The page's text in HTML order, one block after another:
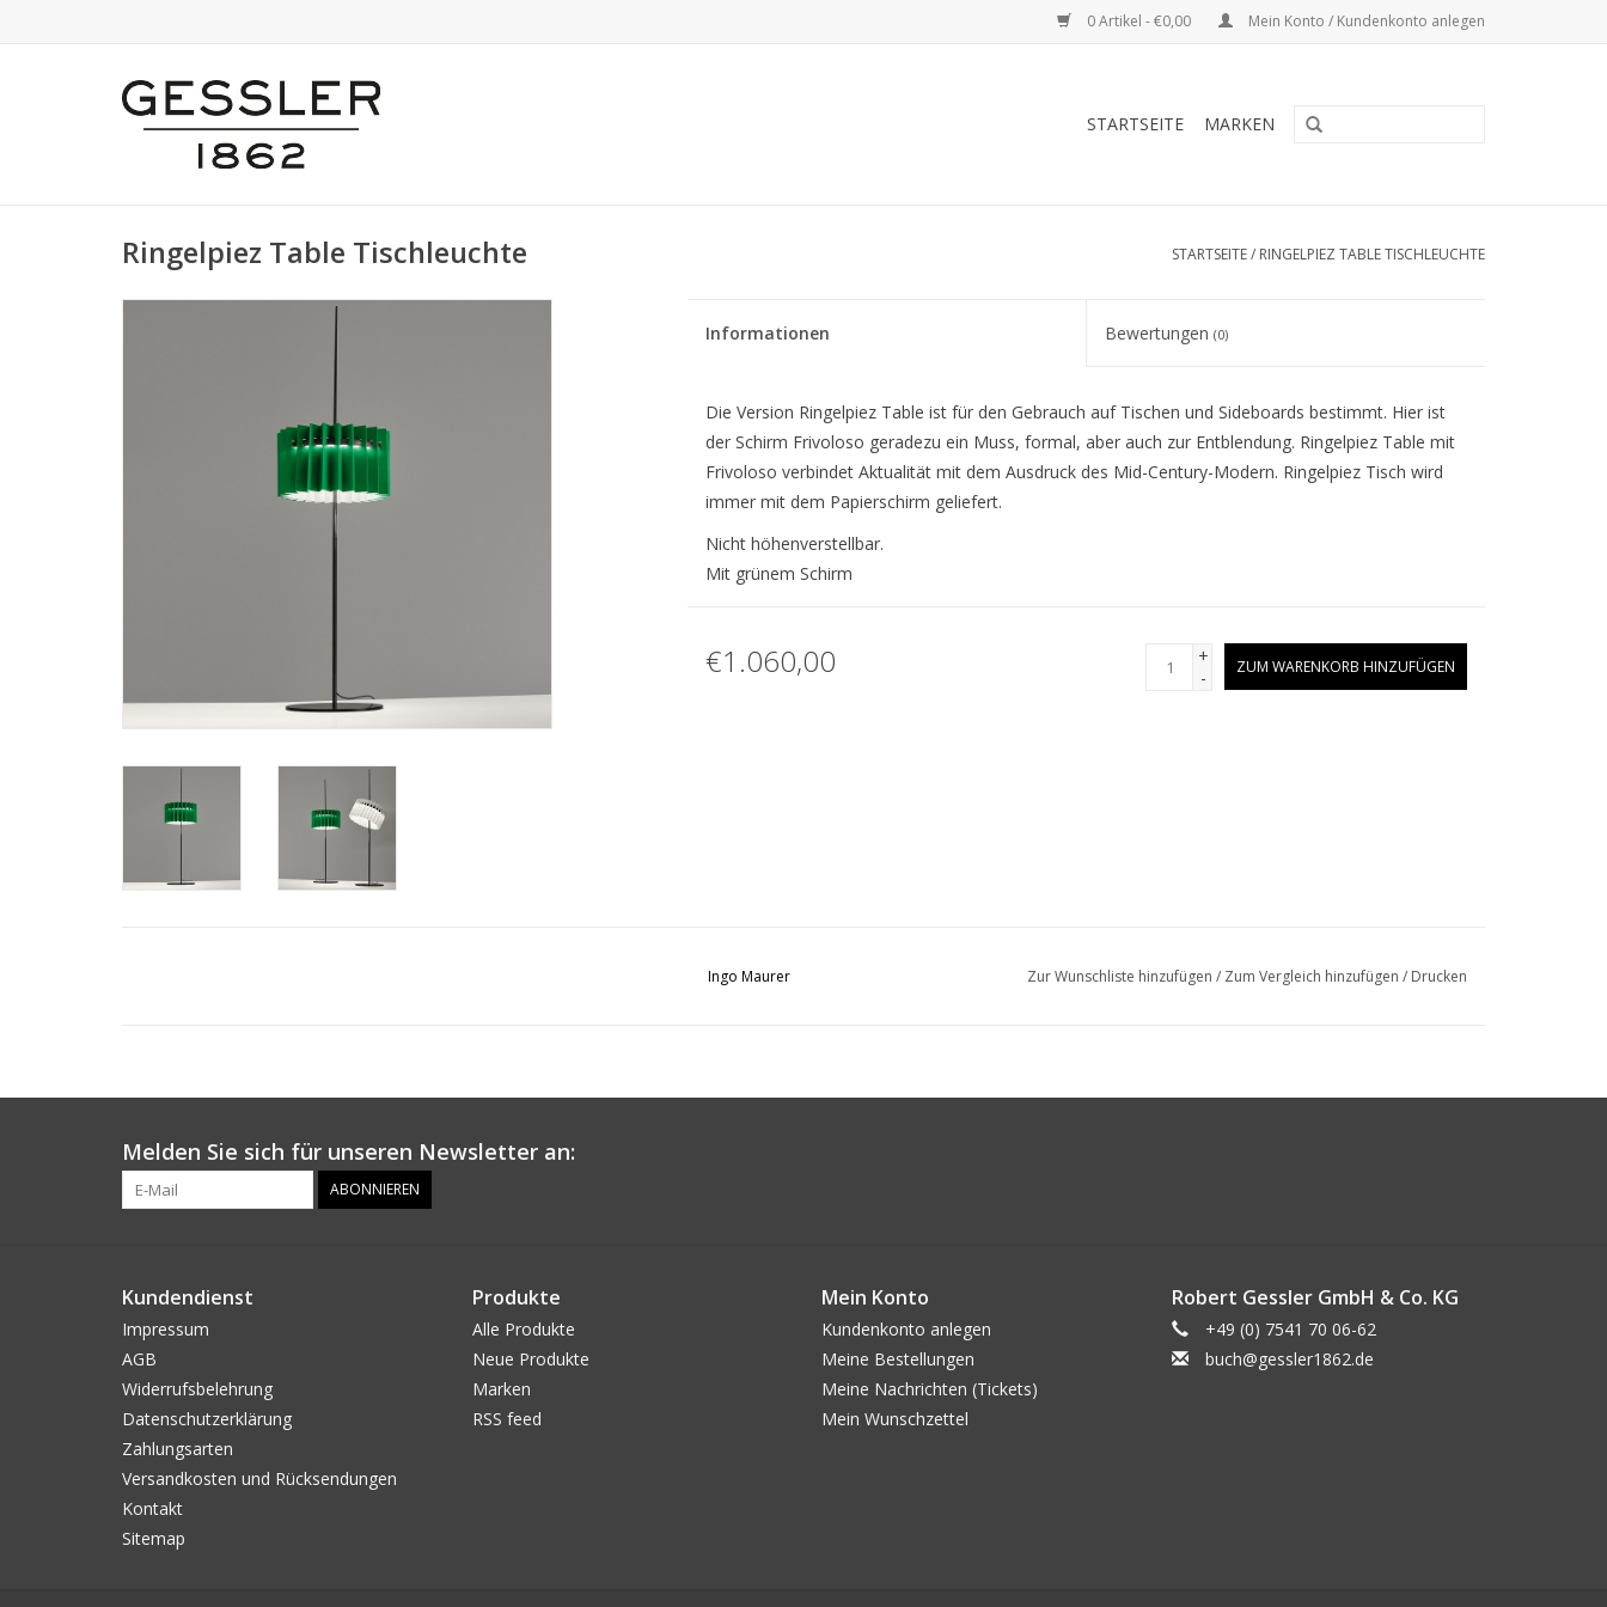
0 Artikel - €0,00 Mein Konto / Kundenkonto anlegen
STARTSEITE MARKEN
Ringelpiez Table Tischleuchte STARTSEITE/ RINGELPIEZ TABLE TISCHLEUCHTE
Informationen Bewertungen(0)
Die Version Ringelpiez Table ist für den Gebrauch auf Tischen und Sideboards bestimmt. Hier ist
der Schirm Frivoloso geradezu ein Muss, formal, aber auch zur Entblendung. Ringelpiez Table mit
Frivoloso verbindet Aktualität mit dem Ausdruck des Mid-Century-Modern. Ringelpiez Tisch wird
immer mit dem Papierschirm geliefert.
Nicht höhenverstellbar.
Mit grünem Schirm
€1.060,00
+
-
ZUM WARENKORB HINZUFÜGEN
Ingo Maurer Zur Wunschliste hinzufügen / Zum Vergleich hinzufügen / Drucken
Melden Sie sich für unseren Newsletter an:
ABONNIEREN
Kundendienst
Impressum
AGB
Widerrufsbelehrung
Datenschutzerklärung
Zahlungsarten
Versandkosten und Rücksendungen
Kontakt
Sitemap
Produkte
Alle Produkte
Neue Produkte
Marken
RSS feed
Mein Konto
Kundenkonto anlegen
Meine Bestellungen
Meine Nachrichten (Tickets)
Mein Wunschzettel
Robert Gessler GmbH & Co. KG
+49 (0) 7541 70 06-62
buch@gessler1862.de